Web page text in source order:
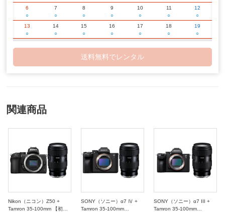
6
○
7
○
8
○
9
○
10
○
11
○
12
○
13
○
14
○
15
○
16
○
17
○
18
○
19
○
30
○
18
○
○
11/1
○
○
3
○
4
○
5
○
6
○
8
○
11
12
13
14
-
送料無料でレンタル
関連商品
Nikon（ニコン）Z50 +
Tamron 35-100mm 【初心
SONY（ソニー）α7 Ⅳ +
Tamron 35-100mm
SONY（ソニー）α7 III +
Tamron 35-100mm